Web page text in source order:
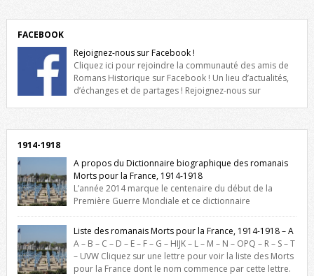
FACEBOOK
Rejoignez-nous sur Facebook !
Cliquez ici pour rejoindre la communauté des amis de
Romans Historique sur Facebook ! Un lieu d’actualités,
d’échanges et de partages ! Rejoignez-nous sur
1914-1918
A propos du Dictionnaire biographique des romanais
Morts pour la France, 1914-1918
L’année 2014 marque le centenaire du début de la
Première Guerre Mondiale et ce dictionnaire
biographique veut rendre hommage aux romanais Morts pour la
France durant ce conflit. La base de cette recherche historique est
constituée des noms gravés sur les plaques commémoratives de
l’Hôtel de Ville, du lycée du Dauphiné et du lycée Triboulet, […]
Liste des romanais Morts pour la France, 1914-1918 – A
A – B – C – D – E – F – G – HIJK – L – M – N – OPQ – R – S – T
– UVW Cliquez sur une lettre pour voir la liste des Morts
pour la France dont le nom commence par cette lettre.